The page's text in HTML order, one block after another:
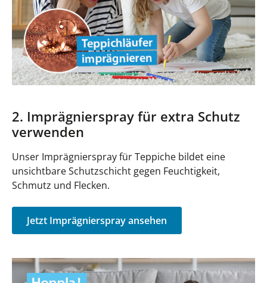
2. Imprägnierspray für extra Schutz
verwenden
Unser Imprägnierspray für Teppiche bildet eine
unsichtbare Schutzschicht gegen Feuchtigkeit,
Schmutz und Flecken.
Jetzt Imprägnierspray ansehen